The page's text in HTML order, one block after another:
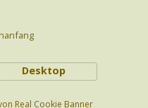
Desktop
Real Cookie Banner